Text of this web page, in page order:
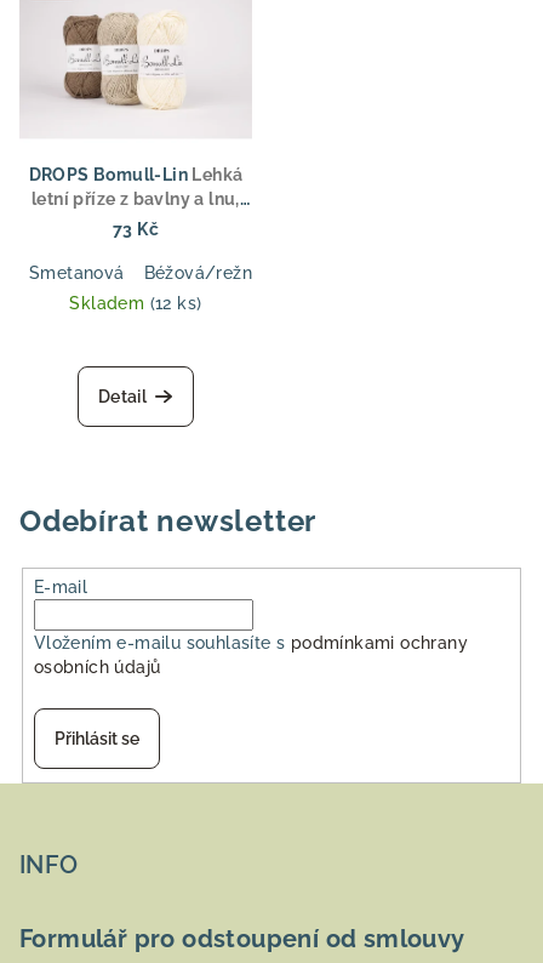
DROPS Bomull-Lin Lehká
letní příze z bavlny a lnu,
aran tloušťka, pro svetry,
73 Kč
Smetanová Béžová/režná
Skladem (12 ks)
Detail
Odebírat newsletter
E-mail
Vložením e-mailu souhlasíte s podmínkami ochrany
osobních údajů
Přihlásit se
INFO
Formulář pro odstoupení od smlouvy